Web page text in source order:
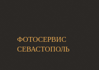
ФОТОСЕРВИС
СЕВАСТОПОЛЬ